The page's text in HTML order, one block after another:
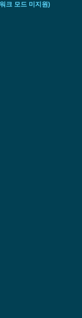
크 모드 미지원)